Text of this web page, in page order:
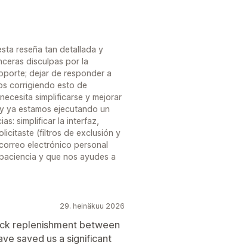
reseña tan detallada y
disculpas por la
dejar de responder a
corrigiendo esto de
simplificarse y mejorar
ya estamos ejecutando un
simplificar la interfaz,
(filtros de exclusión y
electrónico personal
y que nos ayudes a
29. heinäkuu 2026
replenishment between
saved us a significant